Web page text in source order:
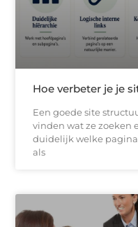
Hoe verbeter je je
Een goede site
vinden wat ze zoeken
duidelijk welke
als